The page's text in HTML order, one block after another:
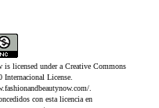
is licensed under aCreative Commons
Internacional License.
.
con esta licencia en